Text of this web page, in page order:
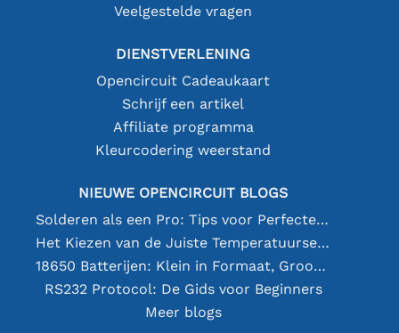
Veelgestelde vragen
DIENSTVERLENING
Opencircuit Cadeaukaart
Schrijf een artikel
Affiliate programma
Kleurcodering weerstand
NIEUWE OPENCIRCUIT BLOGS
Solderen als een Pro: Tips voor Perfecte Elektronische Verbindingen
Het Kiezen van de Juiste Temperatuursensor [youtube]
18650 Batterijen: Klein in Formaat, Groot in Prestatie
RS232 Protocol: De Gids voor Beginners
Meer blogs